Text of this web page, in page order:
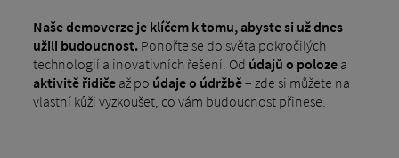
Naše demoverze je klíčem k tomu, abyste si už dnes
užili budoucnost.Ponořte se do světa pokročilých
technologií a inovativních řešení. Od údajů o polozea
aktivitě řidičeaž po údaje o údržbě– zde si můžete na
vlastní kůži vyzkoušet, co vám budoucnost přinese.